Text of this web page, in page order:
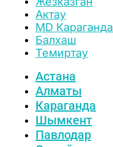
Актау
MD Караганда
Балхаш
Темиртау
Астана
Алматы
Караганда
Шымкент
Павлодар